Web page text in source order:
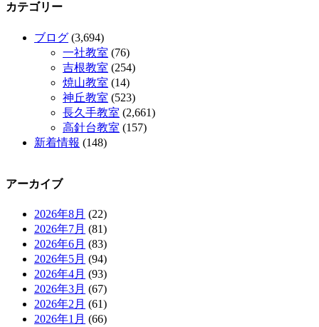
カテゴリー
ブログ (3,694)
一社教室 (76)
吉根教室 (254)
焼山教室 (14)
神丘教室 (523)
長久手教室 (2,661)
高針台教室 (157)
新着情報 (148)
アーカイブ
2026年8月 (22)
2026年7月 (81)
2026年6月 (83)
2026年5月 (94)
2026年4月 (93)
2026年3月 (67)
2026年2月 (61)
2026年1月 (66)